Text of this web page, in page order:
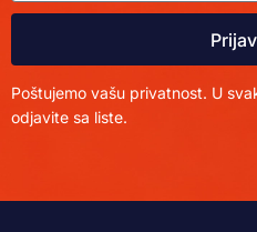
Poštujemo vašu privatnost. U
odjavite sa liste.